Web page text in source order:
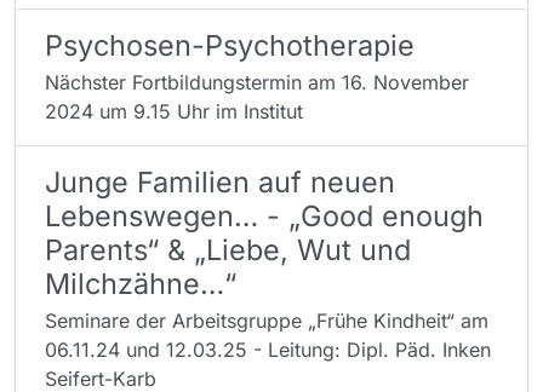
Psychosen-Psychotherapie
Nächster Fortbildungstermin am 16. November
2024 um 9.15 Uhr im Institut
Junge Familien auf neuen
Lebenswegen… - „Good enough
Parents“ & „Liebe, Wut und
Milchzähne…“
Seminare der Arbeitsgruppe „Frühe Kindheit“ am
06.11.24 und 12.03.25 - Leitung: Dipl. Päd. Inken
Seifert-Karb